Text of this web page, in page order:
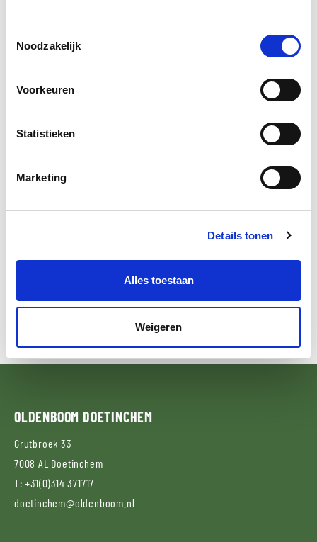
Noodzakelijk
Voorkeuren
Statistieken
Marketing
Details tonen
Alles toestaan
Weigeren
KVT rabat
Zweeds rabat
Visbekdeel (blokhutprofiel) overhangend en met vellingkant
VOORRAAD OP MAAT GEMAAKTE PROFIELEN
beschikken.
OLDENBOOMDOETINCHEM
Grutbroek 33
7008 AL Doetinchem
T: +31(0)314 371717
doetinchem@oldenboom.nl